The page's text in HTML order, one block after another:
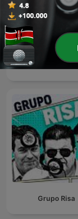
La Linterna
Grupo Risa